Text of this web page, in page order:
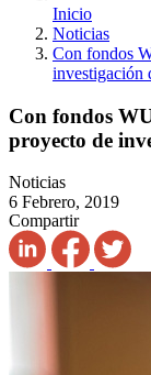
Inicio
Noticias
Con fondos
investigación
Con fondos
proyecto de
Noticias
6 Febrero, 2019
Compartir